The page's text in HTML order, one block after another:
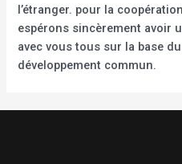
l’étranger. pour la
espérons sincèrement avoir
avec vous tous sur la base
développement commun.